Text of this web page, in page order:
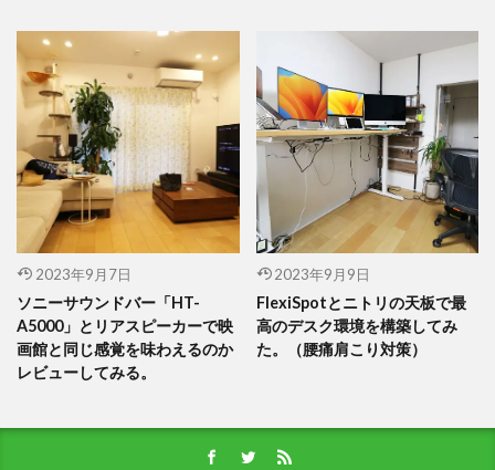
2023年9月7日
ソニーサウンドバー「HT-
A5000」とリアスピーカーで映
画館と同じ感覚を味わえるのか
レビューしてみる。
2023年9月9日
FlexiSpotとニトリの天板で最
高のデスク環境を構築してみ
た。（腰痛肩こり対策）